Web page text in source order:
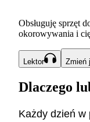
Obsługuję sprzęt
okorowywania i
Lektor Zmień
Dlaczego
Każdy dzień w